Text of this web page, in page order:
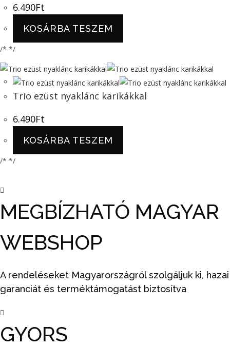
6.490Ft
KOSÁRBA TESZEM
/* */
Trio ezüst nyaklánc karikákkal
6.490Ft
KOSÁRBA TESZEM
/* */
MEGBÍZHATÓ MAGYAR
WEBSHOP
A rendeléseket Magyarországról szolgáljuk ki, hazai
garanciát és terméktámogatást biztosítva
GYORS